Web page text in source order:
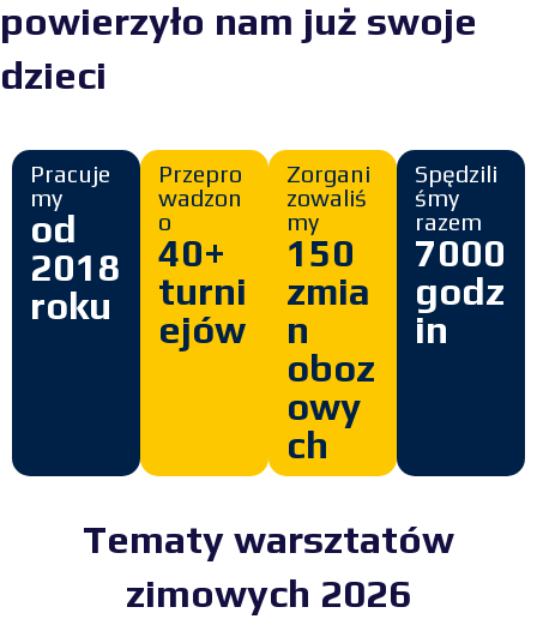
powierzyło nam już swoje
dzieci
Pracuje
my
od
2018
roku
Przepro
wadzon
o
40+
turni
ejów
Zorgani
zowaliś
my
150
zmia
n
oboz
owy
ch
Spędzili
śmy
razem
7000
godz
in
Tematy warsztatów
zimowych 2026